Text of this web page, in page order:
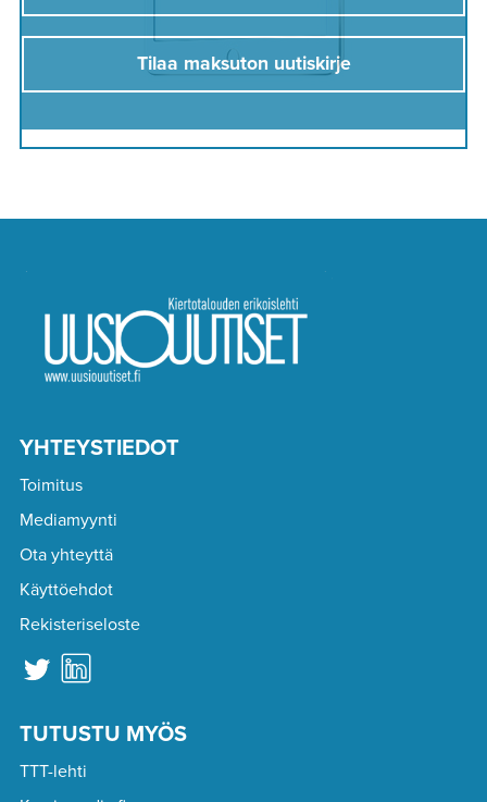
Tilaa maksuton uutiskirje
YHTEYSTIEDOT
Toimitus
Mediamyynti
Ota yhteyttä
Käyttöehdot
Rekisteriseloste
TUTUSTU MYÖS
TTT-lehti